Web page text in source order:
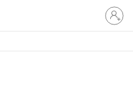
Sign
in
to
account